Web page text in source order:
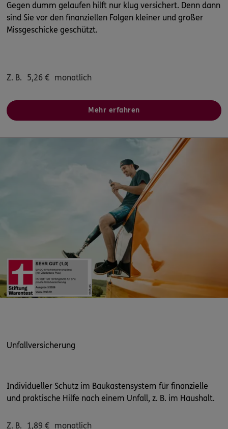
Gegen dumm gelaufen hilft nur klug versichert. Denn dann
sind Sie vor den finanziellen Folgen kleiner und großer
Missgeschicke geschützt.
Z. B. 5,26 € monatlich
Mehr erfahren
Unfallversicherung
Individueller Schutz im Baukastensystem für finanzielle
und praktische Hilfe nach einem Unfall, z. B. im Haushalt.
Z. B. 1,89 € monatlich